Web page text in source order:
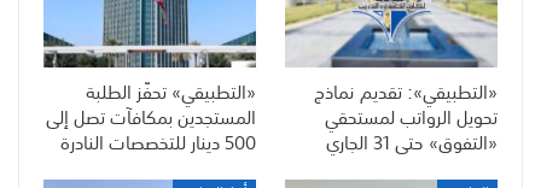
«التطبيقي»: تقديم نماذج
تحويل الرواتب لمستحقي
«التفوق» حتى 31 الجاري
«التطبيقي» تحفّز الطلبة
المستجدين بمكافآت تصل إلى
500 دينار للتخصصات النادرة